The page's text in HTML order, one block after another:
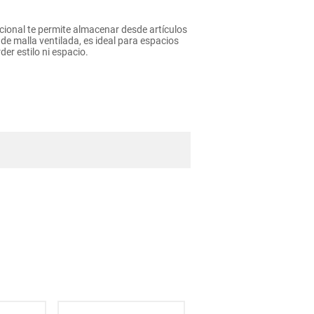
te permite almacenar desde artículos
malla ventilada, es ideal para espacios
estilo ni espacio.